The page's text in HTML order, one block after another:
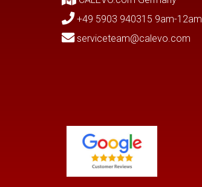
+49 5903 940315 9am-12am
serviceteam@calevo.com